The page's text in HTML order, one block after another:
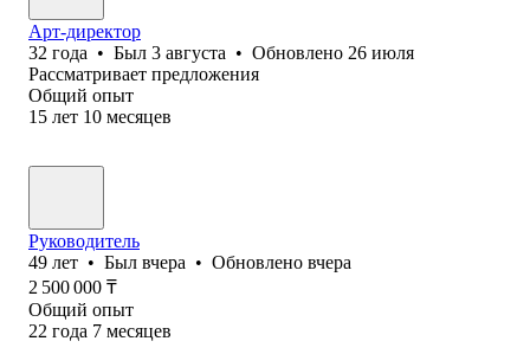
Арт-директор
32 года • Был 3 августа • Обновлено 26 июля
Рассматривает предложения
Общий опыт
15 лет 10 месяцев
Руководитель
49 лет • Был вчера • Обновлено вчера
2 500 000 ₸
Общий опыт
22 года 7 месяцев